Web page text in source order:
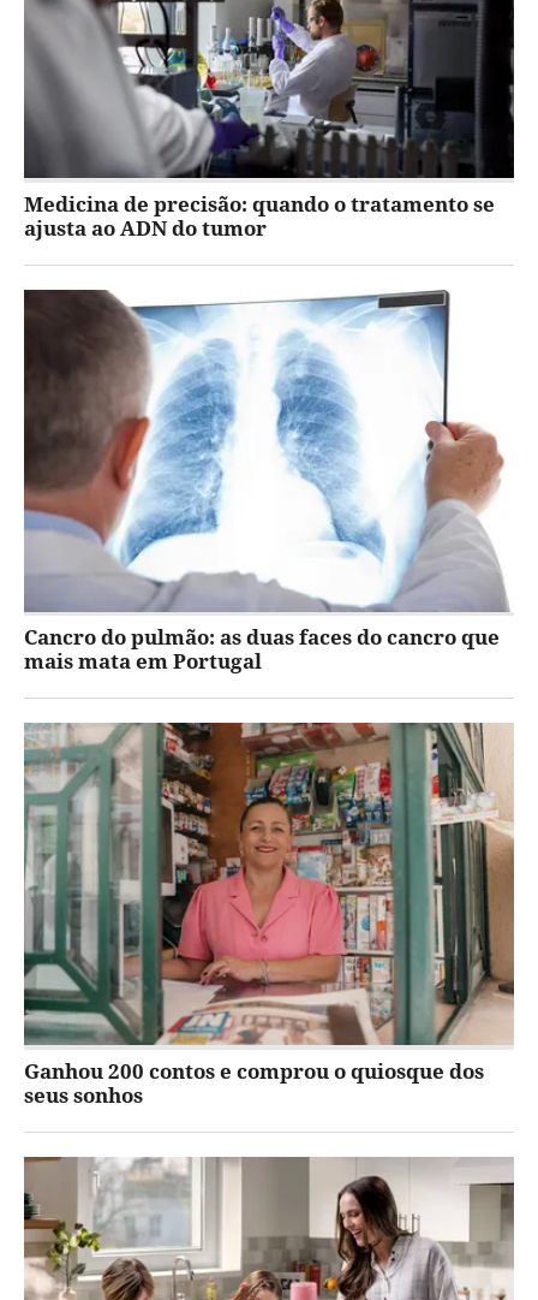
Medicina de precisão: quando o tratamento se
ajusta ao ADN do tumor
Cancro do pulmão: as duas faces do cancro que
mais mata em Portugal
Ganhou 200 contos e comprou o quiosque dos
seus sonhos